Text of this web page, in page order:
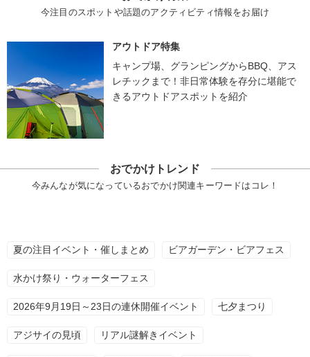
今注目のスポットや話題のアクティビティ情報をお届け
アウトドア特集
キャンプ場、グランピングからBBQ、アス
レチックまで！非日常体験を存分に堪能で
きるアウトドアスポットを紹介
おでかけトレンド
今みんなが気になっているおでかけ関連キーワードはコレ！
夏の注目イベント・催しまとめ ビアガーデン・ビアフェス
水かけ祭り・ウォーターフェス
2026年9月19日～23日の連休開催イベント 七夕まつり
アジサイの見頃 リアル謎解きイベント